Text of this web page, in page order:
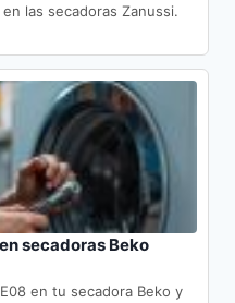
las secadoras Zanussi.
secadoras Beko
en tu secadora Beko y